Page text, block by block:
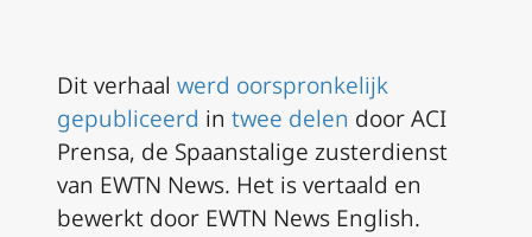
Dit verhaal werd oorspronkelijk
gepubliceerd in twee delen door ACI
Prensa, de Spaanstalige zusterdienst
van EWTN News. Het is vertaald en
bewerkt door EWTN News English.